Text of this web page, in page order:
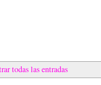
todas las entradas